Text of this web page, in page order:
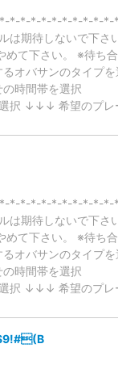
*-*-*-*-*-*-*-*-*-*-
しないで下さい
て下さい。 ※待ち
バサンのタイプを
時間帯を選択
択 ↓↓↓ 希望のプレ
*-*-*-*-*-*-*-*-*-*-
しないで下さい
て下さい。 ※待ち
バサンのタイプを
時間帯を選択
択 ↓↓↓ 希望のプレ